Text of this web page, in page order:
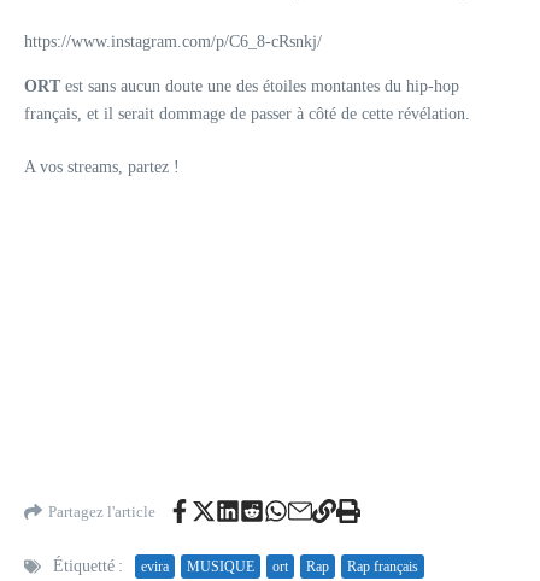
https://www.instagram.com/p/C6_8-cRsnkj/
ORT est sans aucun doute une des étoiles montantes du hip-hop
français, et il serait dommage de passer à côté de cette révélation.
A vos streams, partez !
Partagez l'article
Étiquetté : evira MUSIQUE ort Rap Rap français